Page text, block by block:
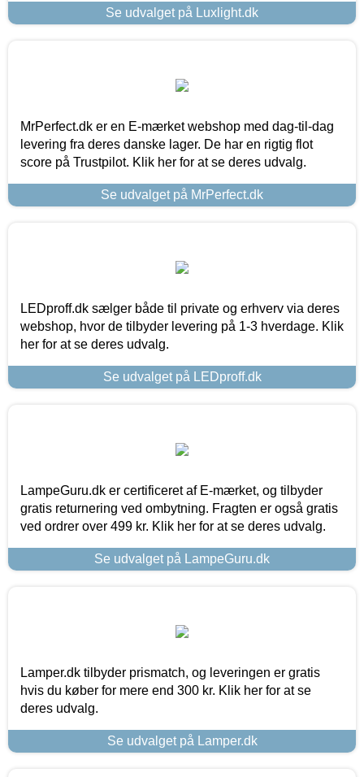
Se udvalget på Luxlight.dk
MrPerfect.dk er en E-mærket webshop med dag-til-dag
levering fra deres danske lager. De har en rigtig flot
score på Trustpilot. Klik her for at se deres udvalg.
Se udvalget på MrPerfect.dk
LEDproff.dk sælger både til private og erhverv via deres
webshop, hvor de tilbyder levering på 1-3 hverdage. Klik
her for at se deres udvalg.
Se udvalget på LEDproff.dk
LampeGuru.dk er certificeret af E-mærket, og tilbyder
gratis returnering ved ombytning. Fragten er også gratis
ved ordrer over 499 kr. Klik her for at se deres udvalg.
Se udvalget på LampeGuru.dk
Lamper.dk tilbyder prismatch, og leveringen er gratis
hvis du køber for mere end 300 kr. Klik her for at se
deres udvalg.
Se udvalget på Lamper.dk